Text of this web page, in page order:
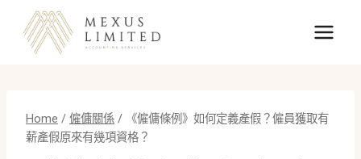
content
Home / 僱傭關係 /
《僱傭條例》如何定義產假？僱員獲取有
薪產假原來有幾項資格？